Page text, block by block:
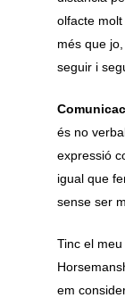
olfacte
més que
seguir i
és no
expressió
igual que
sense ser
Tinc el
em